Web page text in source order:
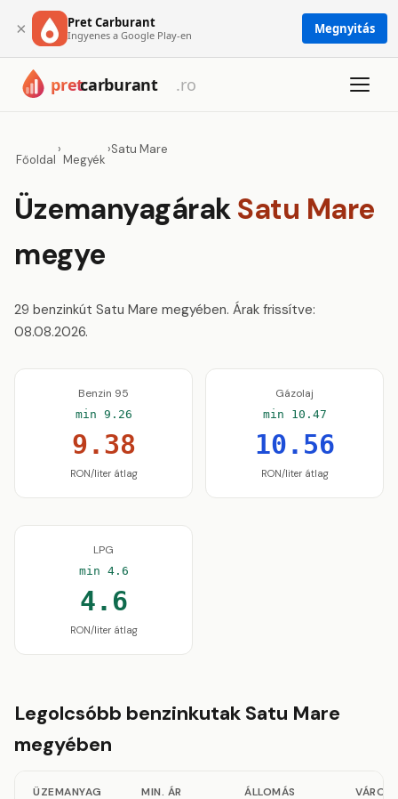
× Pret Carburant
Ingyenes a Google Play-en Megnyitás
Főoldal
›
Megyék
›Satu Mare
ÜzemanyagárakSatu Mare
megye
29 benzinkút Satu Mare megyében. Árak frissítve:
08.08.2026.
Benzin 95
min 9.26
9.38
RON/liter átlag
Gázolaj
min 10.47
10.56
RON/liter átlag
LPG
min 4.6
4.6
RON/liter átlag
Legolcsóbb benzinkutak Satu Mare
megyében
ÜZEMANYAG MIN. ÁR ÁLLOMÁS VÁROS